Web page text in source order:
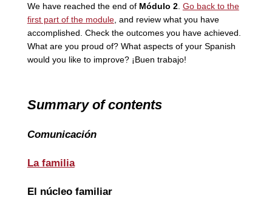
We have reached the end of Módulo 2. Go back to the
first part of the module, and review what you have
accomplished. Check the outcomes you have achieved.
What are you proud of? What aspects of your Spanish
would you like to improve? ¡Buen trabajo!
Summary of contents
Comunicación
La familia
El núcleo familiar